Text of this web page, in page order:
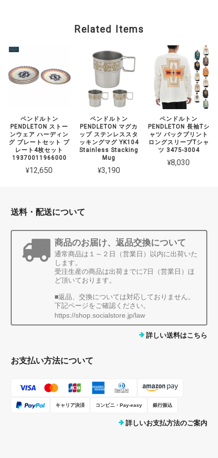
Related Items
ペンドルトン
PENDLETON ストー
ンウェア ハーディン
グ プレートセット プ
レート4枚セット
19370011966000
¥12,650
ペンドルトン
PENDLETON マグカ
ップ ステンレススタ
ッキングマグ YK104
Stainless Stacking
Mug
¥3,190
ペンドルトン
PENDLETON 長袖Tシ
ャツ バックプリント
ロングスリーブTシャ
ツ 3475-3004
¥8,030
送料・配送について
商品のお届け、返品交換について
通常商品は１～２日（営業日）以内に出荷いた
します。
受注生産の商品は出荷までに7日（営業日）ほ
ど頂いております。
■返品、交換については対応しておりません。
下記ページをご確認ください。
https://shop.socialstore.jp/law
詳しい送料はこちら
お支払い方法について
キャリア決済 コンビニ・Pay-easy 銀行振込
詳しいお支払方法のご案内